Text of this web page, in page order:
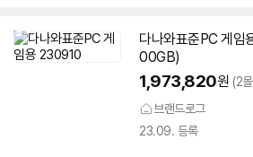
다나와표준PC 게
00GB)
1,973,820원 (2
브랜드로그
23.09. 등록